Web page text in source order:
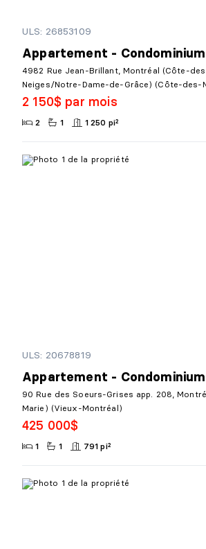
ULS: 26853109
Appartement - Condominium
4982 Rue Jean-Brillant, Montréal (Côte-
Neiges/Notre-Dame-de-Grâce) (Côte-des-
2 150$ par mois
2 1 1 250 pi²
ULS: 20678819
Appartement - Condominium
90 Rue des Soeurs-Grises app. 208,
Marie) (Vieux-Montréal)
425 000$
1 1 791 pi²